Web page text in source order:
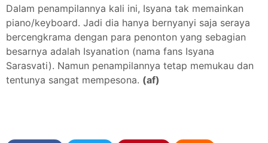
Dalam penampilannya kali ini, Isyana tak memainkan
piano/keyboard. Jadi dia hanya bernyanyi saja seraya
bercengkrama dengan para penonton yang sebagian
besarnya adalah Isyanation (nama fans Isyana
Sarasvati). Namun penampilannya tetap memukau dan
tentunya sangat mempesona. (af)